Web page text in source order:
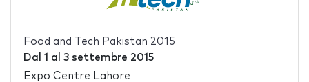
Food and Tech Pakistan 2015
Dal 1 al 3 settembre 2015
Expo Centre Lahore